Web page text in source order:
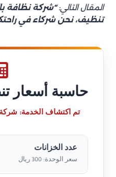
المقال التالي:“شركة نظافة
تنظيف، نحن شركاء في
حاسبة أسعار
تم اكتشاف الخدمة:
عدد الخزانات
سعر الوحدة: 300 ريال